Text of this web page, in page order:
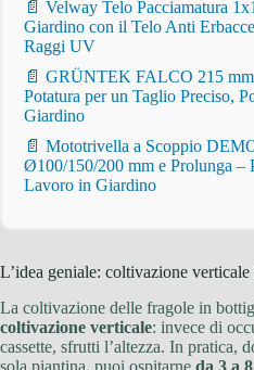
📄 Velway Telo Pacciamatura
Giardino con il Telo Anti
Raggi UV
📄 GRÜNTEK FALCO 215
Potatura per un Taglio Preciso,
Giardino
📄 Mototrivella a Scoppio
Ø100/150/200 mm e Prolunga –
Lavoro in Giardino
L’idea geniale: coltivazione
La coltivazione delle fragole in
coltivazione verticale: invece di
cassette, sfrutti l’altezza. In pratica,
sola piantina, puoi ospitarne da 3 a 8